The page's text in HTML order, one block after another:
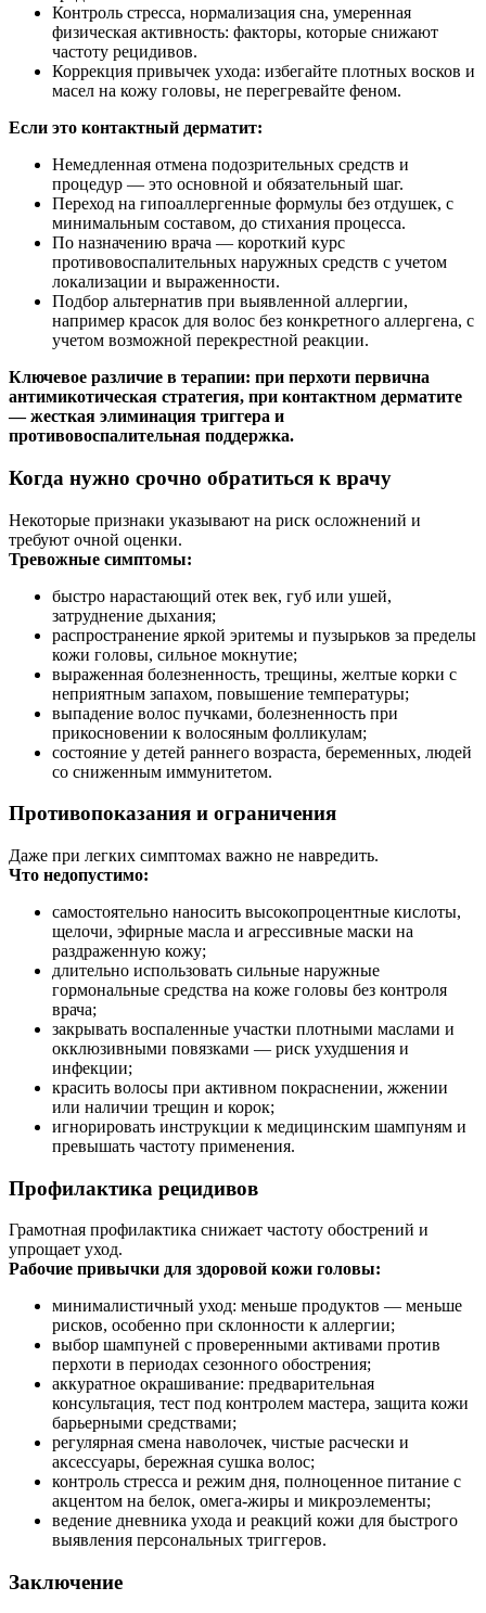
Контроль стресса, нормализация сна, умеренная
физическая активность: факторы, которые снижают
частоту рецидивов.
Коррекция привычек ухода: избегайте плотных восков и
масел на кожу головы, не перегревайте феном.
Если это контактный дерматит:
Немедленная отмена подозрительных средств и
процедур — это основной и обязательный шаг.
Переход на гипоаллергенные формулы без отдушек, с
минимальным составом, до стихания процесса.
По назначению врача — короткий курс
противовоспалительных наружных средств с учетом
локализации и выраженности.
Подбор альтернатив при выявленной аллергии,
например красок для волос без конкретного аллергена, с
учетом возможной перекрестной реакции.
Ключевое различие в терапии: при перхоти первична
антимикотическая стратегия, при контактном дерматите
— жесткая элиминация триггера и
противовоспалительная поддержка.
Когда нужно срочно обратиться к врачу
Некоторые признаки указывают на риск осложнений и
требуют очной оценки.
Тревожные симптомы:
быстро нарастающий отек век, губ или ушей,
затруднение дыхания;
распространение яркой эритемы и пузырьков за пределы
кожи головы, сильное мокнутие;
выраженная болезненность, трещины, желтые корки с
неприятным запахом, повышение температуры;
выпадение волос пучками, болезненность при
прикосновении к волосяным фолликулам;
состояние у детей раннего возраста, беременных, людей
со сниженным иммунитетом.
Противопоказания и ограничения
Даже при легких симптомах важно не навредить.
Что недопустимо:
самостоятельно наносить высокопроцентные кислоты,
щелочи, эфирные масла и агрессивные маски на
раздраженную кожу;
длительно использовать сильные наружные
гормональные средства на коже головы без контроля
врача;
закрывать воспаленные участки плотными маслами и
окклюзивными повязками — риск ухудшения и
инфекции;
красить волосы при активном покраснении, жжении
или наличии трещин и корок;
игнорировать инструкции к медицинским шампуням и
превышать частоту применения.
Профилактика рецидивов
Грамотная профилактика снижает частоту обострений и
упрощает уход.
Рабочие привычки для здоровой кожи головы:
минималистичный уход: меньше продуктов — меньше
рисков, особенно при склонности к аллергии;
выбор шампуней с проверенными активами против
перхоти в периодах сезонного обострения;
аккуратное окрашивание: предварительная
консультация, тест под контролем мастера, защита кожи
барьерными средствами;
регулярная смена наволочек, чистые расчески и
аксессуары, бережная сушка волос;
контроль стресса и режим дня, полноценное питание с
акцентом на белок, омега‑жиры и микроэлементы;
ведение дневника ухода и реакций кожи для быстрого
выявления персональных триггеров.
Заключение